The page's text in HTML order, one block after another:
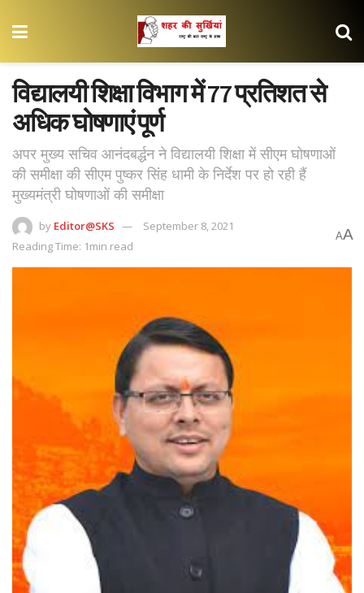
विद्यालयी शिक्षा विभाग में 77 प्रतिशत से
अधिक घोषणाएं पूर्ण
अपर मुख्य सचिव आनंदबर्द्धन ने विद्यालयी शिक्षा में सीएम घोषणाओं
की समीक्षा की सीएम पुष्कर सिंह धामी के निर्देश पर हो रही हैं
मुख्यमंत्री घोषणाओं की समीक्षा
by Editor@SKS
September 8, 2021
Reading Time: 1min read
AA